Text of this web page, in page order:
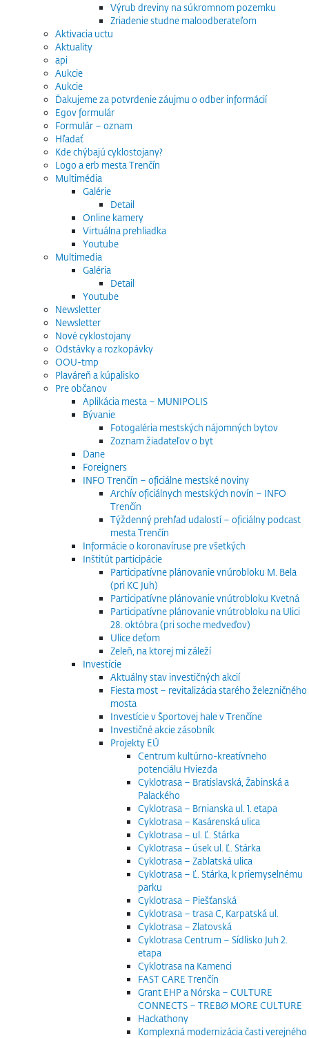
Výrub dreviny na súkromnom pozemku
Zriadenie studne maloodberateľom
Aktivacia uctu
Aktuality
api
Aukcie
Aukcie
Ďakujeme za potvrdenie záujmu o odber informácií
Egov formulár
Formulár – oznam
Hľadať
Kde chýbajú cyklostojany?
Logo a erb mesta Trenčín
Multimédia
Galérie
Detail
Online kamery
Virtuálna prehliadka
Youtube
Multimedia
Galéria
Detail
Youtube
Newsletter
Newsletter
Nové cyklostojany
Odstávky a rozkopávky
OOU-tmp
Plaváreň a kúpalisko
Pre občanov
Aplikácia mesta – MUNIPOLIS
Bývanie
Fotogaléria mestských nájomných bytov
Zoznam žiadateľov o byt
Dane
Foreigners
INFO Trenčín – oficiálne mestské noviny
Archív oficiálnych mestských novín – INFO
Trenčín
Týždenný prehľad udalostí – oficiálny podcast
mesta Trenčín
Informácie o koronavíruse pre všetkých
Inštitút participácie
Participatívne plánovanie vnúrobloku M. Bela
(pri KC Juh)
Participatívne plánovanie vnútrobloku Kvetná
Participatívne plánovanie vnútrobloku na Ulici
28. októbra (pri soche medveďov)
Ulice deťom
Zeleň, na ktorej mi záleží
Investície
Aktuálny stav investičných akcií
Fiesta most – revitalizácia starého železničného
mosta
Investície v Športovej hale v Trenčíne
Investičné akcie zásobník
Projekty EÚ
Centrum kultúrno-kreatívneho
potenciálu Hviezda
Cyklotrasa – Bratislavská, Žabinská a
Palackého
Cyklotrasa – Brnianska ul. 1. etapa
Cyklotrasa – Kasárenská ulica
Cyklotrasa – ul. Ľ. Stárka
Cyklotrasa – úsek ul. Ľ. Stárka
Cyklotrasa – Zablatská ulica
Cyklotrasa – Ľ. Stárka, k priemyselnému
parku
Cyklotrasa – Piešťanská
Cyklotrasa – trasa C, Karpatská ul.
Cyklotrasa – Zlatovská
Cyklotrasa Centrum – Sídlisko Juh 2.
etapa
Cyklotrasa na Kamenci
FAST CARE Trenčín
Grant EHP a Nórska – CULTURE
CONNECTS – TREBØ MORE CULTURE
Hackathony
Komplexná modernizácia časti verejného